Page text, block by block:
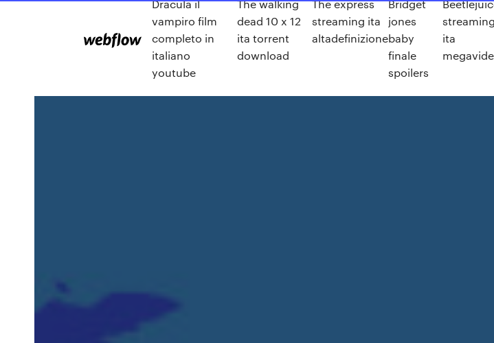
Dracula il
vampiro film
completo in
italiano
youtube
The walking
dead 10 x 12
ita torrent
download
The express
streaming ita
altadefinizione
Bridget
jones
baby
finale
spoilers
streaming
ita